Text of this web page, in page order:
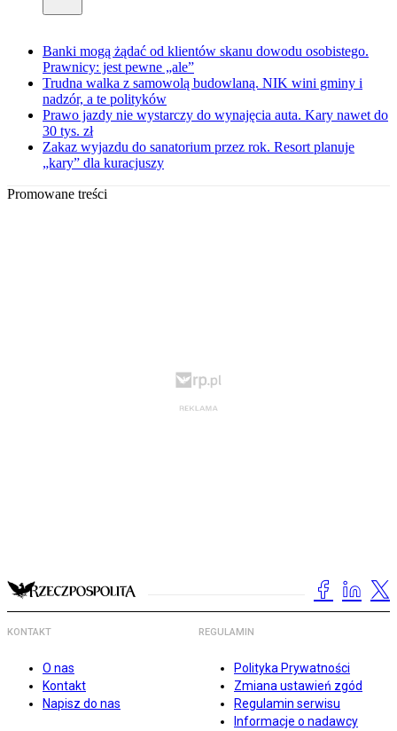
Banki mogą żądać od klientów skanu dowodu osobistego.
Prawnicy: jest pewne „ale”
Trudna walka z samowolą budowlaną. NIK wini gminy i
nadzór, a te polityków
Prawo jazdy nie wystarczy do wynajęcia auta. Kary nawet do
30 tys. zł
Zakaz wyjazdu do sanatorium przez rok. Resort planuje
„kary” dla kuracjuszy
Promowane treści
KONTAKT
O nas
Kontakt
Napisz do nas
REGULAMIN
Polityka Prywatności
Zmiana ustawień zgód
Regulamin serwisu
Informacje o nadawcy